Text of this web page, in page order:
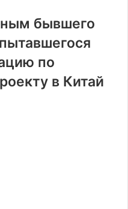
бывшего
по
в Китай